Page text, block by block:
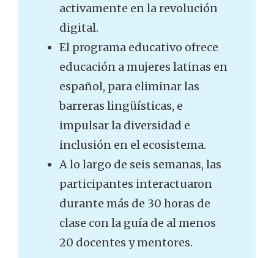
activamente en la revolución
digital.
El programa educativo ofrece
educación a mujeres latinas en
español, para eliminar las
barreras lingüísticas, e
impulsar la diversidad e
inclusión en el ecosistema.
A lo largo de seis semanas, las
participantes interactuaron
durante más de 30 horas de
clase con la guía de al menos
20 docentes y mentores.